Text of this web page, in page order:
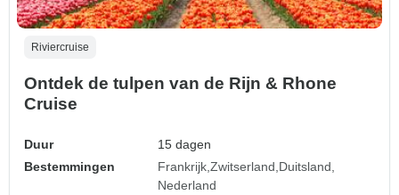
Riviercruise
Ontdek de tulpen van de Rijn & Rhone
Cruise
Duur
15 dagen
Bestemmingen
Frankrijk Zwitserland Duitsland
Nederland